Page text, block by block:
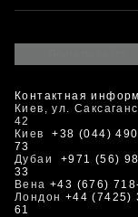
Контактная
Киев, ул.
42
Киев+38 (044)
73
Дубаи +971 (56)
33
Вена +43 (676)
Лондон +44 (7425)
61